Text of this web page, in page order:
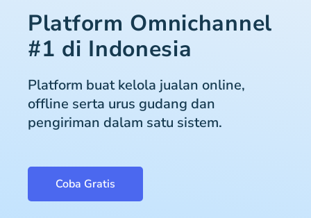
Platform Omnichannel
#1 di Indonesia
Platform buat kelola jualan online,
offline serta urus gudang dan
pengiriman dalam satu sistem.
Coba Gratis